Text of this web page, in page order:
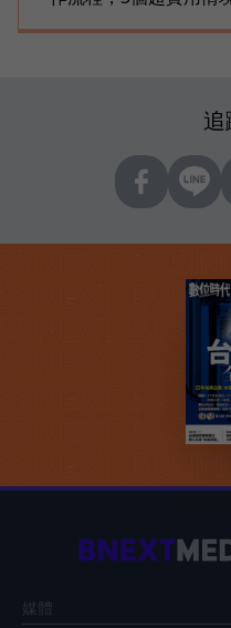
追
媒體